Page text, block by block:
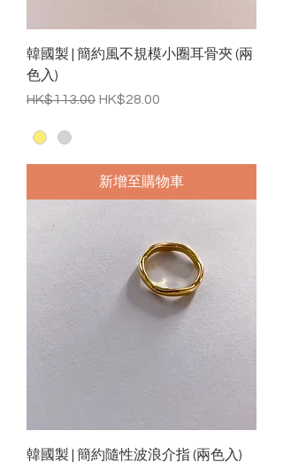
韓國製 | 簡約風不規模小圈耳骨夾 (兩
色入)
一般價格
HK$113.00 促銷價格
HK$28.00
新增至購物車
韓國製 | 簡約隨性波浪介指 (兩色入)